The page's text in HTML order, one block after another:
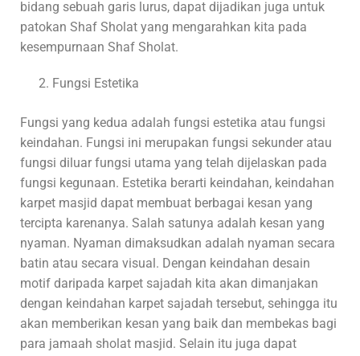
bidang sebuah garis lurus, dapat dijadikan juga untuk
patokan Shaf Sholat yang mengarahkan kita pada
kesempurnaan Shaf Sholat.
Fungsi Estetika
Fungsi yang kedua adalah fungsi estetika atau fungsi
keindahan. Fungsi ini merupakan fungsi sekunder atau
fungsi diluar fungsi utama yang telah dijelaskan pada
fungsi kegunaan. Estetika berarti keindahan, keindahan
karpet masjid dapat membuat berbagai kesan yang
tercipta karenanya. Salah satunya adalah kesan yang
nyaman. Nyaman dimaksudkan adalah nyaman secara
batin atau secara visual. Dengan keindahan desain
motif daripada karpet sajadah kita akan dimanjakan
dengan keindahan karpet sajadah tersebut, sehingga itu
akan memberikan kesan yang baik dan membekas bagi
para jamaah sholat masjid. Selain itu juga dapat